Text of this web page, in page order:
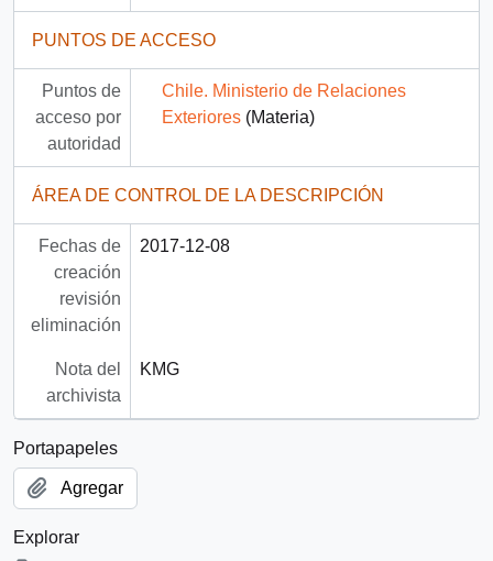
PUNTOS DE ACCESO
Puntos de
acceso por
autoridad
Chile. Ministerio de Relaciones
Exteriores(Materia)
ÁREA DE CONTROL DE LA DESCRIPCIÓN
Fechas de
creación
revisión
eliminación
2017-12-08
Nota del
archivista
KMG
Portapapeles
Agregar
Explorar